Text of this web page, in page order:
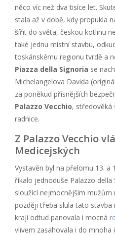
něco víc než dva tisíce let.
stala až v době, kdy propukla
šířit do světa, českou kotlinu
také jednu místní stavbu,
toskánskému regionu tvrdě a
Piazza della Signoria se
Michelangelova Davida
za poněkud přísnějších
Palazzo Vecchio, středověká
radnice.
Z Palazzo Vecchio
Medicejských
Vystavěn byl na přelomu 13. a
říkalo jednoduše Palazzo
sloužící nejmocnějším mužům
později třeba slula tato stavba
kraji odtud panovala i mocná
vlivem zasahovala i do mnoha